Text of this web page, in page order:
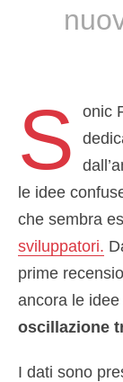
S
onic
le idee
che sembra
sviluppatori.
prime
ancora le
oscillazione
I dati sono